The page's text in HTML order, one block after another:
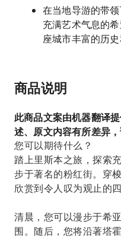
在当地导游的带
充满艺术气息的
座城市丰富的历史
商品说明
此商品文案由机器翻译
述、原文内容有所差异，
您可以期待什么？
踏上里斯本之旅，探索
步于著名的粉红街。穿
欣赏到令人叹为观止的
清晨，您可以漫步于希
围。随后，您将沿著塔